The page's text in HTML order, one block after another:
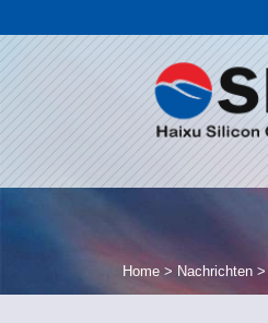
Home > Nachrichten >